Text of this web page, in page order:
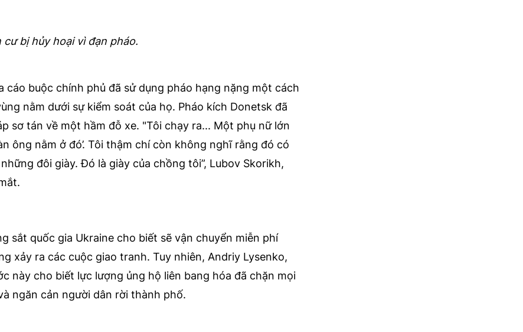
cư bị hủy hoại vì đạn pháo.
cáo buộc chính phủ đã sử dụng pháo hạng nặng một cách
nằm dưới sự kiểm soát của họ. Pháo kích Donetsk đã
sơ tán về một hầm đỗ xe. "Tôi chạy ra... Một phụ nữ lớn
ông nằm ở đó’. Tôi thậm chí còn không nghĩ rằng đó có
đôi giày. Đó là giày của chồng tôi”, Lubov Skorikh,
sắt quốc gia Ukraine cho biết sẽ vận chuyển miễn phí
xảy ra các cuộc giao tranh. Tuy nhiên, Andriy Lysenko,
này cho biết lực lượng ủng hộ liên bang hóa đã chặn mọi
ngăn cản người dân rời thành phố.